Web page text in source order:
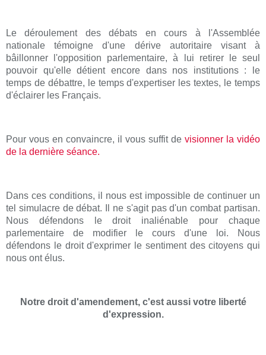
Le déroulement des débats en cours à l'Assemblée
nationale témoigne d'une dérive autoritaire visant à
bâillonner l'opposition parlementaire, à lui retirer le seul
pouvoir qu'elle détient encore dans nos institutions : le
temps de débattre, le temps d'expertiser les textes, le temps
d'éclairer les Français.
Pour vous en convaincre, il vous suffit de visionner la vidéo
de la dernière séance.
Dans ces conditions, il nous est impossible de continuer un
tel simulacre de débat. Il ne s'agit pas d'un combat partisan.
Nous défendons le droit inaliénable pour chaque
parlementaire de modifier le cours d'une loi. Nous
défendons le droit d'exprimer le sentiment des citoyens qui
nous ont élus.
Notre droit d'amendement, c'est aussi votre liberté
d'expression.